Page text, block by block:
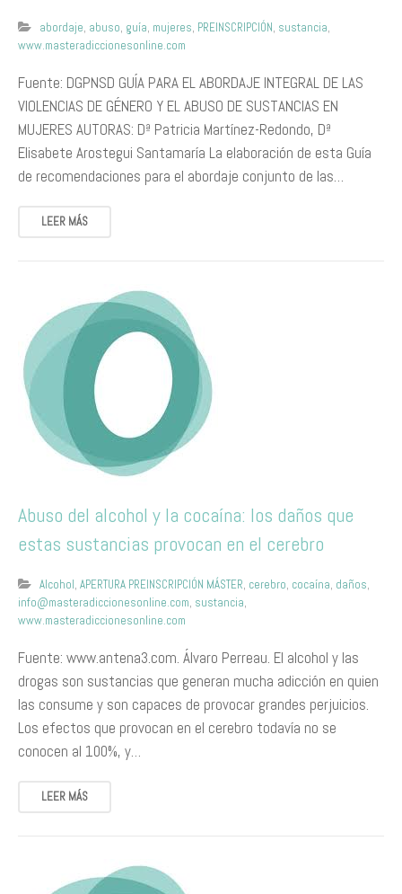
abordaje, abuso, guía, mujeres, PREINSCRIPCIÓN, sustancia,
www.masteradiccionesonline.com
Fuente: DGPNSD GUÍA PARA EL ABORDAJE INTEGRAL DE LAS
VIOLENCIAS DE GÉNERO Y EL ABUSO DE SUSTANCIAS EN
MUJERES AUTORAS: Dª Patricia Martínez-Redondo, Dª
Elisabete Arostegui Santamaría La elaboración de esta Guía
de recomendaciones para el abordaje conjunto de las…
LEER MÁS
Abuso del alcohol y la cocaína: los daños que
estas sustancias provocan en el cerebro
Alcohol, APERTURA PREINSCRIPCIÓN MÁSTER, cerebro, cocaína, daños,
info@masteradiccionesonline.com, sustancia,
www.masteradiccionesonline.com
Fuente: www.antena3.com. Álvaro Perreau. El alcohol y las
drogas son sustancias que generan mucha adicción en quien
las consume y son capaces de provocar grandes perjuicios.
Los efectos que provocan en el cerebro todavía no se
conocen al 100%, y…
LEER MÁS